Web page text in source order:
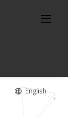
English